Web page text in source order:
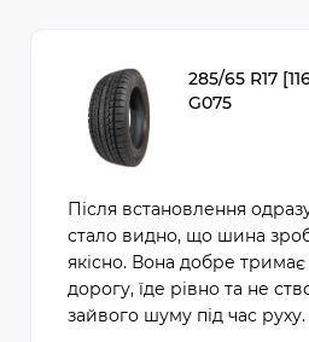
285/65 R17
G075
Після встановлення
стало видно, що шина
якісно. Вона добре тримає
дорогу, їде рівно та не
зайвого шуму під час